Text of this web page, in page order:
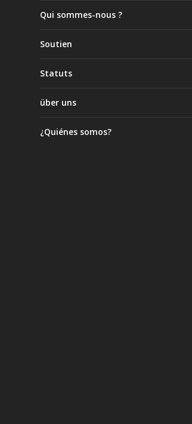
Qui sommes-nous ?
Soutien
Statuts
über uns
¿Quiénes somos?